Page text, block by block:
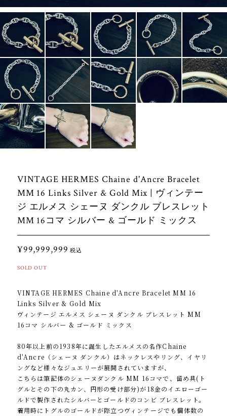
VINTAGE HERMES Chaine d'Ancre Bracelet
MM 16 Links Silver & Gold Mix | ヴィンテー
ジ エルメス シェーヌ ダンクル ブレスレット
MM 16コマ シルバー & ゴールド ミックス
¥99,999,999 税込
SOLD OUT
VINTAGE HERMES Chaine d'Ancre Bracelet MM 16
Links Silver & Gold Mix
ヴィンテージ エルメス シェーヌ ダンクル ブレスレット MM
16コマ シルバー & ゴールド ミックス
80年以上前の1938年に誕生したエルメスの名作Chaine
d'Ancre（シェーヌ ダンクル）はネックレスやリング、イヤリ
ングなど様々なジュエリーが展開されていますが、
こちらは筆記体のシェーヌダンクル MM 16コマで、留め具(ト
グルとその下の丸カン、円形の受け部分)が18金のイエローゴー
ルドで製作されたシルバーとゴールドのコンビ ブレスレット。
着用時にトグルのゴールドが際立つヴィンテージでも個体数の